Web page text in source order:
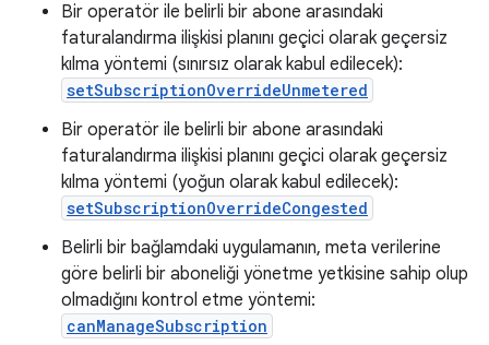
Bir operatör ile belirli bir abone arasındaki
faturalandırma ilişkisi planını geçici olarak geçersiz
kılma yöntemi (sınırsız olarak kabul edilecek):
setSubscriptionOverrideUnmetered
Bir operatör ile belirli bir abone arasındaki
faturalandırma ilişkisi planını geçici olarak geçersiz
kılma yöntemi (yoğun olarak kabul edilecek):
setSubscriptionOverrideCongested
Belirli bir bağlamdaki uygulamanın, meta verilerine
göre belirli bir aboneliği yönetme yetkisine sahip olup
olmadığını kontrol etme yöntemi:
canManageSubscription